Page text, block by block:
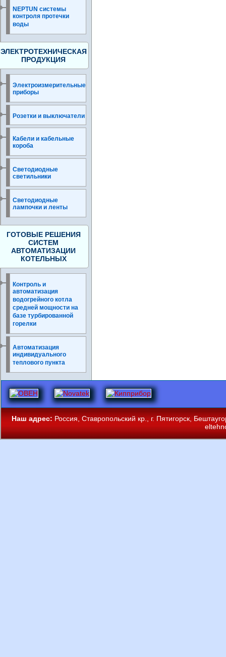
NEPTUN системы
контроля протечки
воды
ЭЛЕКТРОТЕХНИЧЕСКАЯ
ПРОДУКЦИЯ
Электроизмерительные
приборы
Розетки и выключатели
Кабели и кабельные
короба
Светодиодные
светильники
Светодиодные
лампочки и ленты
ГОТОВЫЕ РЕШЕНИЯ
СИСТЕМ
АВТОМАТИЗАЦИИ
КОТЕЛЬНЫХ
Контроль и
автоматизация
водогрейного котла
средней мощности на
базе турбированной
горелки
Автоматизация
индивидуального
теплового пункта
Наш адрес:Россия, Ставропольский кр., г. Пятигорск,